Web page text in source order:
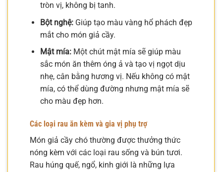
tròn vị, không bị tanh.
Bột nghệ:Giúp tạo màu vàng hổ phách đẹp
mắt cho món giả cầy.
Mật mía:Một chút mật mía sẽ giúp màu
sắc món ăn thêm óng ả và tạo vị ngọt dịu
nhẹ, cân bằng hương vị. Nếu không có mật
mía, có thể dùng đường nhưng mật mía sẽ
cho màu đẹp hơn.
Các loại rau ăn kèm và gia vị phụ trợ
Món giả cầy chó thường được thưởng thức
nóng kèm với các loại rau sống và bún tươi.
Rau húng quế, ngổ, kinh giới là những lựa